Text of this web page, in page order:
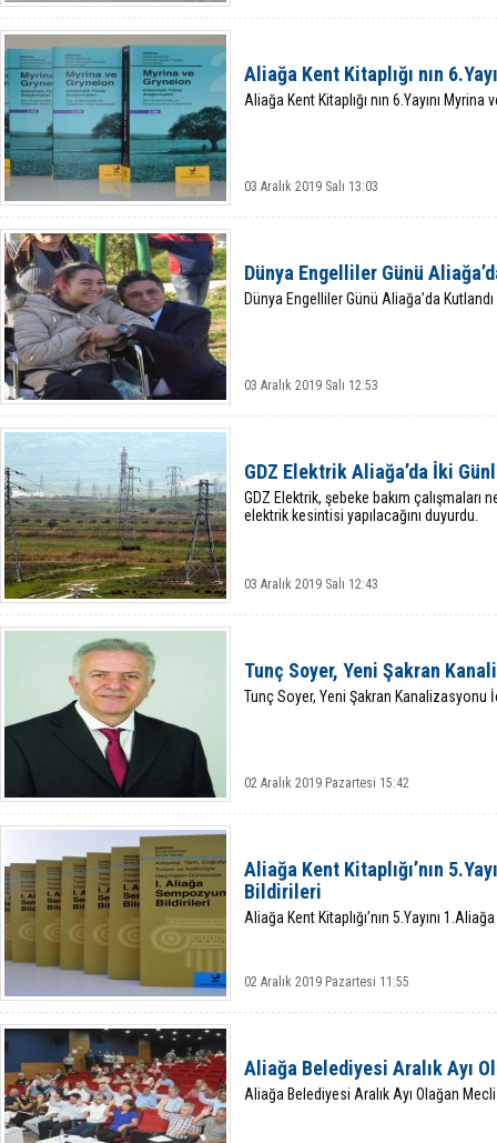
Aliağa Kent Kitaplığı nın
Aliağa Kent Kitaplığı nın 6.Yayını Myrina
03 Aralık 2019 Salı 13:03
Dünya Engelliler Günü
Dünya Engelliler Günü Aliağa’da Kutlandı
03 Aralık 2019 Salı 12:53
GDZ Elektrik Aliağa’da İki
GDZ Elektrik, şebeke bakım çalışmaları
elektrik kesintisi yapılacağını duyurdu.
03 Aralık 2019 Salı 12:43
Tunç Soyer, Yeni Şakran
Tunç Soyer, Yeni Şakran Kanalizasyonu
02 Aralık 2019 Pazartesi 15:42
Aliağa Kent Kitaplığı’nın
Bildirileri
Aliağa Kent Kitaplığı’nın 5.Yayını
02 Aralık 2019 Pazartesi 11:55
Aliağa Belediyesi Aralık Ayı
Aliağa Belediyesi Aralık Ayı Olağan